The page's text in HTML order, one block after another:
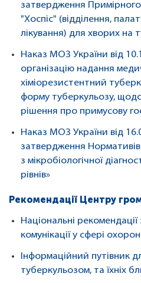
затвердження
"Хоспіс" (відділення,
лікування) для хворих на
Наказ МОЗ України від
організацію надання
хіміорезистентний
форму туберкульозу,
рішення про примусову
Наказ МОЗ України від
затвердження
з мікробіологічної
рівнів»
Рекомендації Центру
Національні
комунікації у сфері
Інформаційний путівник
туберкульозом, та їхніх